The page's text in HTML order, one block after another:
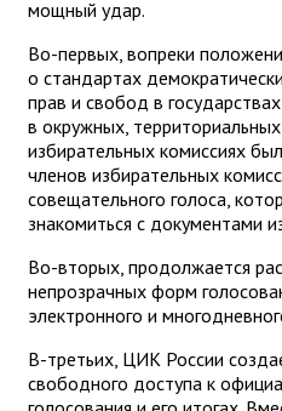
мощный удар.
Во-первых, вопреки
о стандартах
прав и свобод в
в окружных,
избирательных комиссиях
членов избирательных
совещательного голоса,
знакомиться с документами
Во-вторых, продолжается
непрозрачных форм
электронного и
В-третьих, ЦИК России
свободного доступа к